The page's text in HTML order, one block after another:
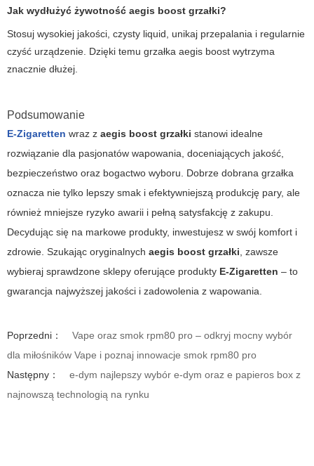
Jak wydłużyć żywotność aegis boost grzałki?
Stosuj wysokiej jakości, czysty liquid, unikaj przepalania i regularnie
czyść urządzenie. Dzięki temu grzałka aegis boost wytrzyma
znacznie dłużej.
Podsumowanie
E-Zigaretten wraz z aegis boost grzałki stanowi idealne
rozwiązanie dla pasjonatów wapowania, doceniających jakość,
bezpieczeństwo oraz bogactwo wyboru. Dobrze dobrana grzałka
oznacza nie tylko lepszy smak i efektywniejszą produkcję pary, ale
również mniejsze ryzyko awarii i pełną satysfakcję z zakupu.
Decydując się na markowe produkty, inwestujesz w swój komfort i
zdrowie. Szukając oryginalnych aegis boost grzałki , zawsze
wybieraj sprawdzone sklepy oferujące produkty E-Zigaretten – to
gwarancja najwyższej jakości i zadowolenia z wapowania.
Poprzedni：
Vape oraz smok rpm80 pro – odkryj mocny wybór
dla miłośników Vape i poznaj innowacje smok rpm80 pro
Następny：
e-dym najlepszy wybór e-dym oraz e papieros box z
najnowszą technologią na rynku